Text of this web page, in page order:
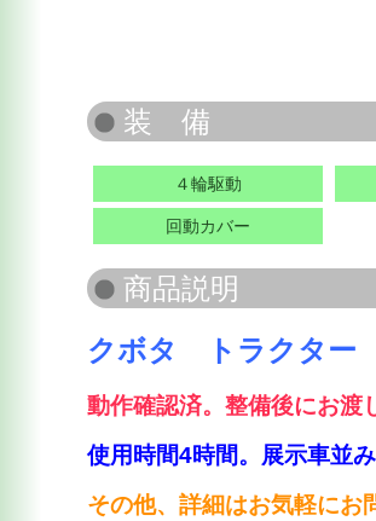
４輪駆動
回動カバー
クボタ トラクター
動作確認済。整備後にお渡
使用時間4時間。展示車並
その他、詳細はお気軽にお